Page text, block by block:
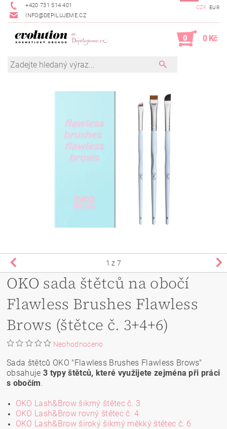
+420 731 514 401
INFO@DEPILUJEME.CZ
CZK EUR
0 0 Kč
1 z 7
OKO sada štětců na obočí
Flawless Brushes Flawless
Brows (štětce č. 3+4+6)
Neohodnoceno
Sada štětců OKO "Flawless Brushes Flawless Brows"
obsahuje 3 typy štětců, které využijete zejména při práci
s obočím.
OKO Lash&Brow šikmý štětec č. 3
OKO Lash&Brow rovný štětec č. 4
OKO Lash&Brow široký šikmý měkký štětec č. 6